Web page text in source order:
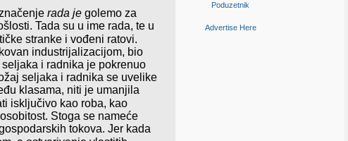
rada je golemo za
Tada su u ime rada, te u
stranke i vođeni ratovi.
industrijalizacijom, bio
seljaka i radnika je pokrenuo
seljaka i radnika se uvelike
klasama, niti je umanjila
isključivo kao roba, kao
Stoga se nameće
tokova. Jer kada
Poduzetnik
Advertise Here